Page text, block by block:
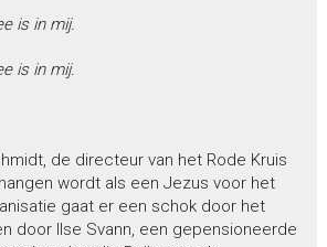
is in mij.
is in mij.
de directeur van het Rode Kruis
wordt als een Jezus voor het
gaat er een schok door het
door Ilse Svann, een gepensioneerde